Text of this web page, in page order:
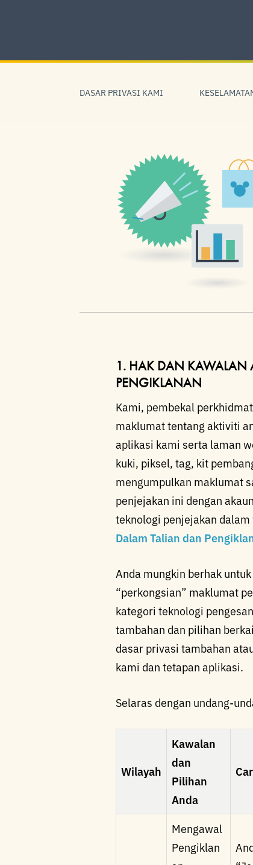
Skip
DASAR PRIVASI KAMI
1. HAK DAN KAWALAN
PENGIKLANAN
Kami, pembekal
maklumat tentang aktiviti
aplikasi kami serta laman
kuki, piksel, tag, kit
mengumpulkan maklumat
penjejakan ini dengan
teknologi penjejakan
Dalam Talian dan
Anda mungkin berhak
“perkongsian” maklumat
kategori teknologi
tambahan dan pilihan
dasar privasi tambahan
kami dan tetapan aplikasi.
Selaras dengan undang-
Wilayah
Kawalan
dan
Pilihan
Anda
Mengawal
Pengiklan